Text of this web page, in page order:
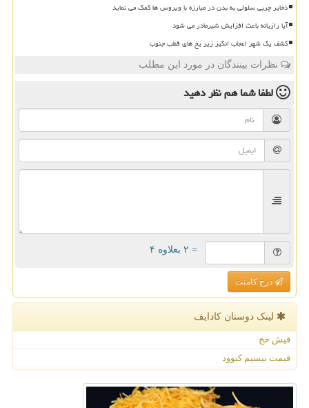
ذخایر چربی سلولی به بدن در مبارزه با ویروس ها کمک می نماید
آیا رازیانه باعث افزایش شیرمادر می شود
کشف یک شهر اعجاب انگیز زیر یخ های قطب جنوب
نظرات بینندگان در مورد این مطلب
لطفا شما همنظر دهید
= ۲ بعلاوه ۴
درج کامنت
لینک دوستان كادایف
فیش حج
قیمت بیسیم کنوود